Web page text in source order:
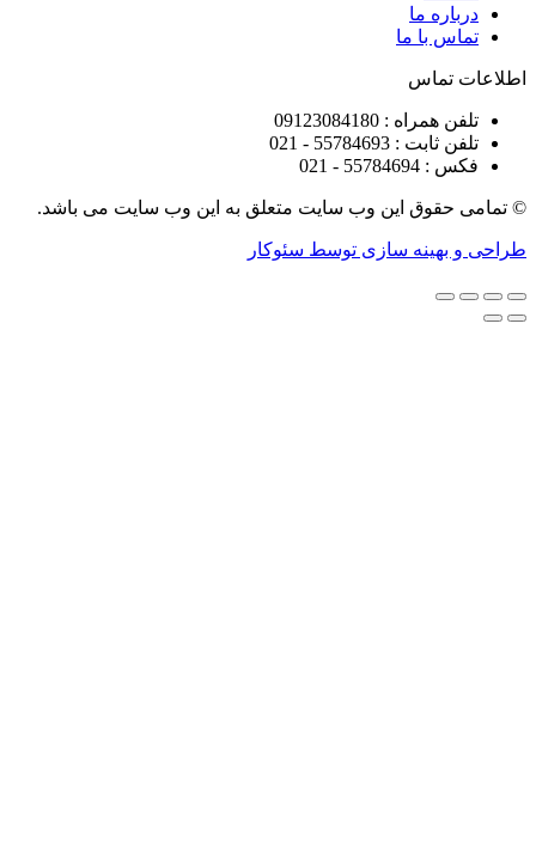
ما
با ما
: 09123084180
: 55784693 - 021
این وب سایت متعلق به این وب سایت می باشد.
سازی توسط سئوکار